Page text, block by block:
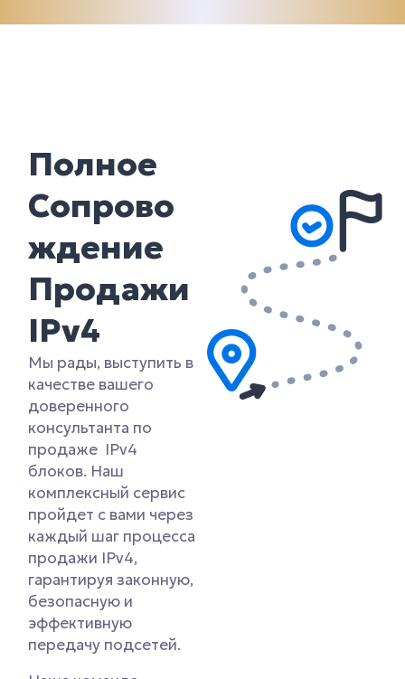
Полное
Сопрово
ждение
Продажи
IPv4
Мы рады, выступить в
качестве вашего
доверенного
консультанта по
продаже IPv4
блоков. Наш
комплексный сервис
пройдет с вами через
каждый шаг процесса
продажи IPv4,
гарантируя законную,
безопасную и
эффективную
передачу подсетей.